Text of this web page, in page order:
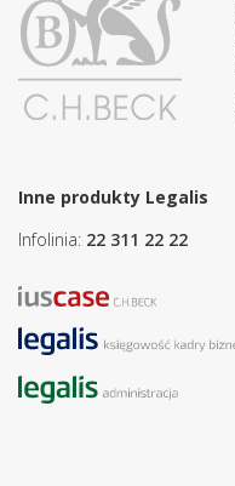
Inne produkty Legalis
Infolinia: 22 311 22 22